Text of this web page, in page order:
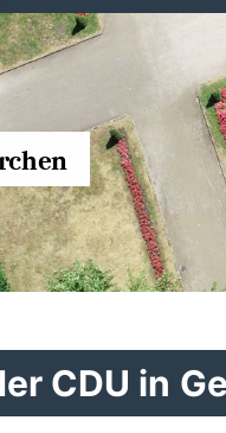
CDU in